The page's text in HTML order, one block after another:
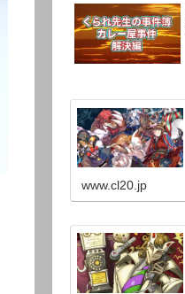
www.cl20.jp